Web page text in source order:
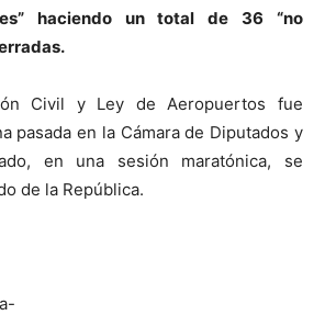
haciendo un total de 36 “no
Civil y Ley de Aeropuertos fue
pasada en la Cámara de Diputados y
en una sesión maratónica, se
de la República.